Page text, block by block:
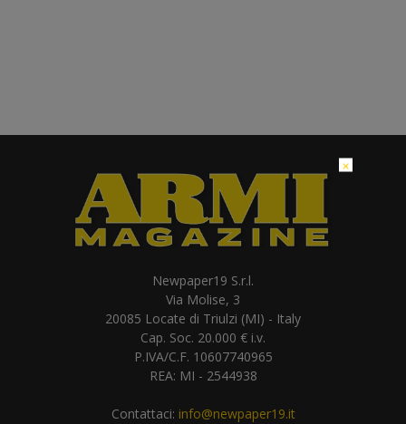
Newpaper19 S.r.l.
Via Molise, 3
20085 Locate di Triulzi (MI) - Italy
Cap. Soc. 20.000 € i.v.
P.IVA/C.F. 10607740965
REA: MI - 2544938
Contattaci: info@newpaper19.it
×